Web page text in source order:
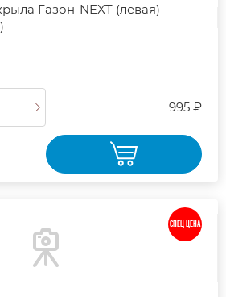
Газон-NEXT (левая)
995 ₽
СПЕЦ ЦЕНА